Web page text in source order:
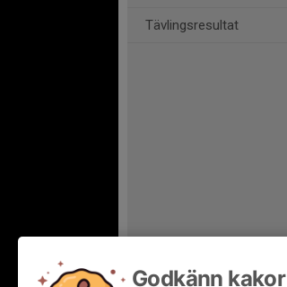
Tävlingsresultat
Godkänn kakor